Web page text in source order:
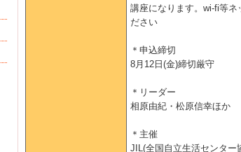
講座になります。wi-fi等ネ
ださい
＊申込締切
8月12日(金)締切厳守
＊リーダー
相原由紀・松原信幸ほか
＊主催
JIL(全国自立生活センター